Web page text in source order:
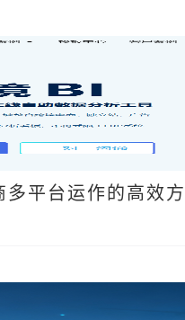
平台运作的高效